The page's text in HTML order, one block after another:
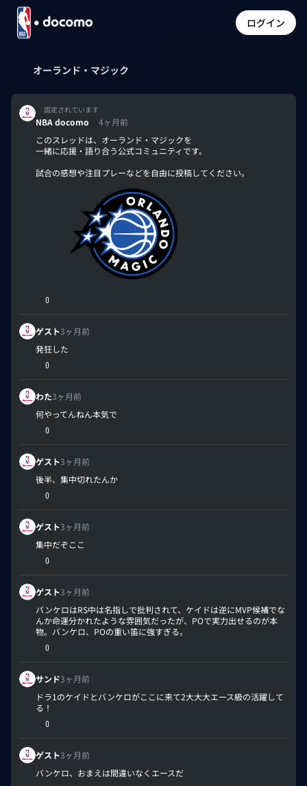
ログイン
オーランド・マジック
固定されています
NBA docomo
4ヶ月前
このスレッドは、オーランド・マジックを
一緒に応援・語り合う公式コミュニティです。
試合の感想や注目プレーなどを自由に投稿してください。
0
ゲスト3ヶ月前
発狂した
0
わた3ヶ月前
何やってんねん本気で
0
ゲスト3ヶ月前
後半、集中切れたんか
0
ゲスト3ヶ月前
集中だぞここ
0
ゲスト3ヶ月前
バンケロはRS中は名指しで批判されて、ケイドは逆にMVP候補でな
んか命運分かれたような雰囲気だったが、POで実力出せるのが本
物。バンケロ、POの重い笛に強すぎる。
0
サンド3ヶ月前
ドラ1のケイドとバンケロがここに来て2大大大エース級の活躍して
る！
0
ゲスト3ヶ月前
バンケロ、おまえは間違いなくエースだ